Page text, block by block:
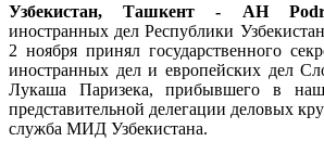
Узбекистан, Ташкент - АН
иностранных дел Республики
2 ноября принял государственного
иностранных дел и европейских дел
Лукаша Паризека, прибывшего в
представительной делегации деловых
служба МИД Узбекистана.